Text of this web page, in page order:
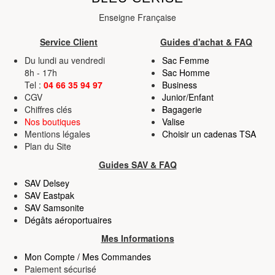
Enseigne Française
Service Client
Guides d'achat & FAQ
Du lundi au vendredi
8h - 17h
Tel : 04 66 35 94 97
CGV
Chiffres clés
Nos boutiques
Mentions légales
Plan du Site
Sac Femme
Sac Homme
Business
Junior/Enfant
Bagagerie
Valise
Choisir un cadenas TSA
Guides SAV & FAQ
SAV Delsey
SAV Eastpak
SAV Samsonite
Dégâts aéroportuaires
Mes Informations
Mon Compte / Mes Commandes
Paiement sécurisé